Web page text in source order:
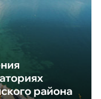
района